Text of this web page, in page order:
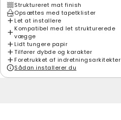
Struktureret mat finish
Opsættes med tapetklister
Let at installere
Kompatibel med let strukturerede
vægge
Lidt tungere papir
Tilfører dybde og karakter
Foretrukket af indretningsarkitekter
Sådan installerer du